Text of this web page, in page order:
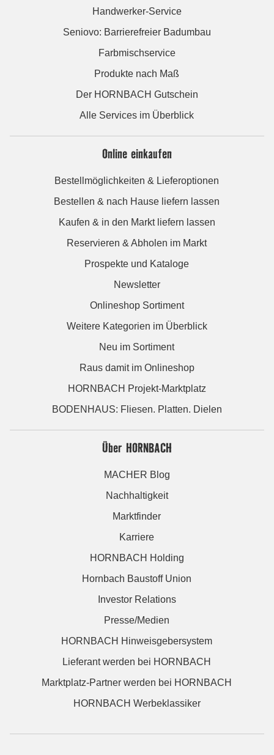
Handwerker-Service
Seniovo: Barrierefreier Badumbau
Farbmischservice
Produkte nach Maß
Der HORNBACH Gutschein
Alle Services im Überblick
Online einkaufen
Bestellmöglichkeiten & Lieferoptionen
Bestellen & nach Hause liefern lassen
Kaufen & in den Markt liefern lassen
Reservieren & Abholen im Markt
Prospekte und Kataloge
Newsletter
Onlineshop Sortiment
Weitere Kategorien im Überblick
Neu im Sortiment
Raus damit im Onlineshop
HORNBACH Projekt-Marktplatz
BODENHAUS: Fliesen. Platten. Dielen
Über HORNBACH
MACHER Blog
Nachhaltigkeit
Marktfinder
Karriere
HORNBACH Holding
Hornbach Baustoff Union
Investor Relations
Presse/Medien
HORNBACH Hinweisgebersystem
Lieferant werden bei HORNBACH
Marktplatz-Partner werden bei HORNBACH
HORNBACH Werbeklassiker